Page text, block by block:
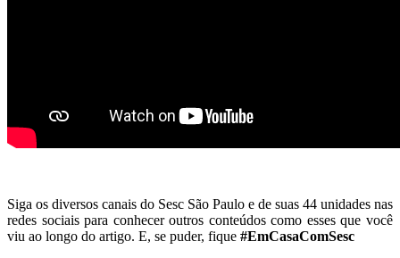
Siga os diversos canais do Sesc São Paulo e de suas 44 unidades nas
redes sociais para conhecer outros conteúdos como esses que você
viu ao longo do artigo. E, se puder, fique #EmCasaComSesc